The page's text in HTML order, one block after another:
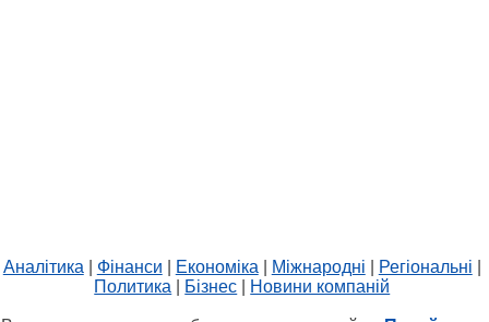
Аналітика Фінанси Економіка Міжнародні Регіональні
Политика
Бізнес Новини компаній